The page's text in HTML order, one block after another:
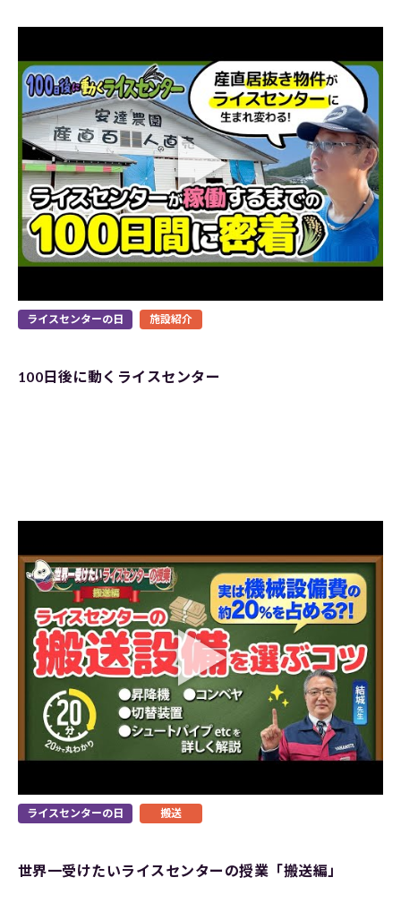
ライスセンターの日 施設紹介
100日後に動くライスセンター
ライスセンターの日 搬送
世界一受けたいライスセンターの授業「搬送編」